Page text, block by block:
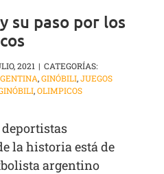
su paso por los
2021 | CATEGORÍAS:
,GINÓBILI,JUEGOS
,OLIMPICOS
deportistas
la historia está de
argentino